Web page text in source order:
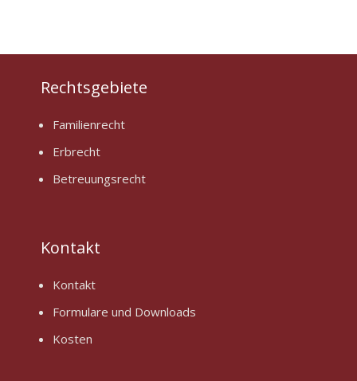
Rechtsgebiete
Familienrecht
Erbrecht
Betreuungsrecht
Kontakt
Kontakt
Formulare und Downloads
Kosten